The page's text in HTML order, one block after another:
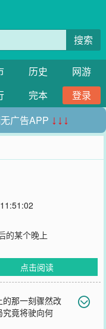
搜索
历史
网游
完本
登录
广告APP ↓↓↓
的某个晚上
点击阅读
那一刻骤然改
究竟将驶向何